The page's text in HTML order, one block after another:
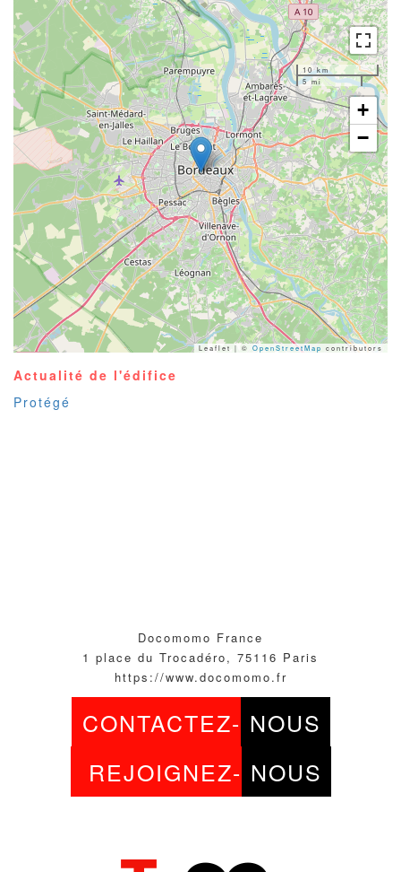
10 km
5 mi
+
−
Leaflet | © OpenStreetMap contributors
Actualité de l'édifice
Protégé
Docomomo France
1 place du Trocadéro, 75116 Paris
https://www.docomomo.fr
CONTACTEZ- NOUS
REJOIGNEZ- NOUS